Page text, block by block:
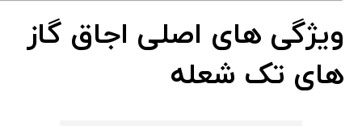
ویژگی های اصلی اجاق گاز
های تک شعله